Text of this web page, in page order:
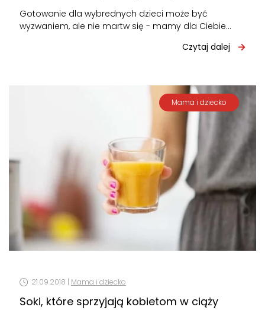
Gotowanie dla wybrednych dzieci może być
wyzwaniem, ale nie martw się - mamy dla Ciebie
Czytaj dalej
Mama i dziecko
21.09.2018 | Mama i dziecko
Soki, które sprzyjają kobietom w ciąży